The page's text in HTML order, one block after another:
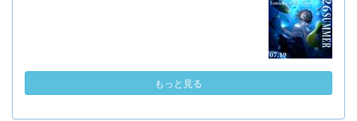
もっと見る